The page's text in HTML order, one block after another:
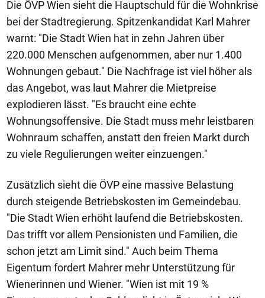
Die ÖVP Wien sieht die Hauptschuld für die Wohnkrise
bei der Stadtregierung. Spitzenkandidat Karl Mahrer
warnt: "Die Stadt Wien hat in zehn Jahren über
220.000 Menschen aufgenommen, aber nur 1.400
Wohnungen gebaut." Die Nachfrage ist viel höher als
das Angebot, was laut Mahrer die Mietpreise
explodieren lässt. "Es braucht eine echte
Wohnungsoffensive. Die Stadt muss mehr leistbaren
Wohnraum schaffen, anstatt den freien Markt durch
zu viele Regulierungen weiter einzuengen."
Zusätzlich sieht die ÖVP eine massive Belastung
durch steigende Betriebskosten im Gemeindebau.
"Die Stadt Wien erhöht laufend die Betriebskosten.
Das trifft vor allem Pensionisten und Familien, die
schon jetzt am Limit sind." Auch beim Thema
Eigentum fordert Mahrer mehr Unterstützung für
Wienerinnen und Wiener. "Wien ist mit 19 %